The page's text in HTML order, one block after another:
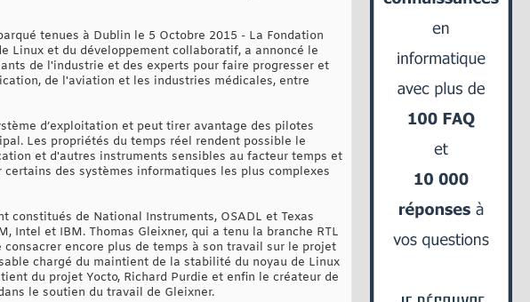
tenues à Dublin le 5 Octobre 2015 - La Fondation
Linux et du développement collaboratif, a annoncé le
de l'industrie et des experts pour faire progresser et
de l'aviation et les industries médicales, entre
d’exploitation et peut tirer avantage des pilotes
Les propriétés du temps réel rendent possible le
et d'autres instruments sensibles au facteur temps et
des systèmes informatiques les plus complexes
constitués de National Instruments, OSADL et Texas
Intel et IBM. Thomas Gleixner, qui a tenu la branche RTL
encore plus de temps à son travail sur le projet
chargé du maintient de la stabilité du noyau de Linux
du projet Yocto, Richard Purdie et enfin le créateur de
le soutien du travail de Gleixner.